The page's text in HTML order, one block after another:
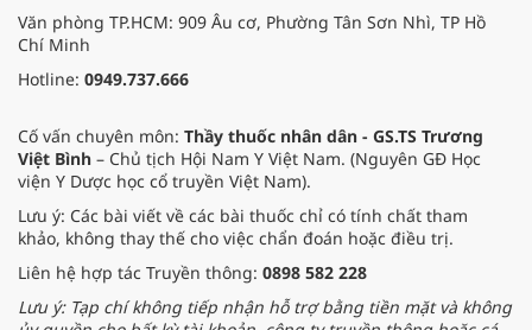
Văn phòng TP.HCM: 909 Âu cơ, Phường Tân Sơn Nhì, TP Hồ
Chí Minh
Hotline: 0949.737.666
Cố vấn chuyên môn: Thầy thuốc nhân dân - GS.TS Trương
Việt Bình – Chủ tịch Hội Nam Y Việt Nam. (Nguyên GĐ Học
viện Y Dược học cổ truyền Việt Nam).
Lưu ý: Các bài viết về các bài thuốc chỉ có tính chất tham
khảo, không thay thế cho việc chẩn đoán hoặc điều trị.
Liên hệ hợp tác Truyền thông: 0898 582 228
Lưu ý: Tạp chí không tiếp nhận hỗ trợ bằng tiền mặt và không